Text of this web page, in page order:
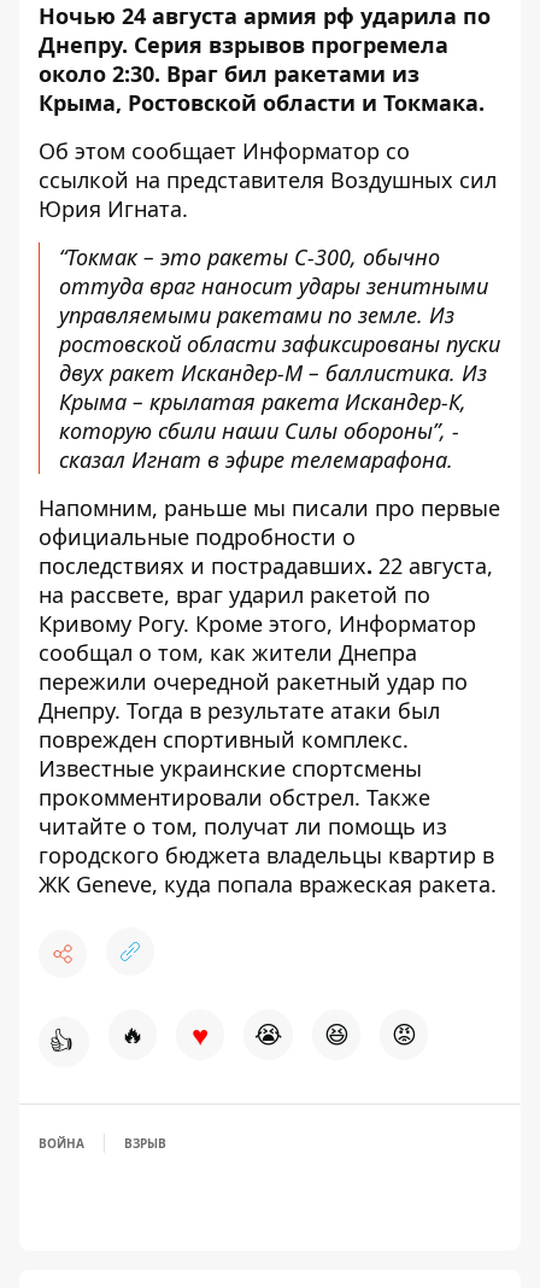
Ночью 24 августа армия рф ударила по
Днепру. Серия взрывов прогремела
около 2:30. Враг бил ракетами из
Крыма, Ростовской области и Токмака.
Об этом сообщает Информатор со
ссылкой на представителя Воздушных сил
Юрия Игната.
“Токмак – это ракеты С-300, обычно
оттуда враг наносит удары зенитными
управляемыми ракетами по земле. Из
ростовской области зафиксированы пуски
двух ракет Искандер-М – баллистика. Из
Крыма – крылатая ракета Искандер-К,
которую сбили наши Силы обороны”, -
сказал Игнат в эфире телемарафона.
Напомним, раньше мы писали про первые
официальные подробности о
последствиях и пострадавших. 22 августа,
на рассвете, враг ударил ракетой по
Кривому Рогу. Кроме этого, Информатор
сообщал о том, как жители Днепра
пережили очередной ракетный удар по
Днепру. Тогда в результате атаки был
поврежден спортивный комплекс.
Известные украинские спортсмены
прокомментировали обстрел. Также
читайте о том, получат ли помощь из
городского бюджета владельцы квартир в
ЖК Geneve, куда попала вражеская ракета.
👍 🔥 ♥ 😭 😆 😡
ВОЙНА ВЗРЫВ